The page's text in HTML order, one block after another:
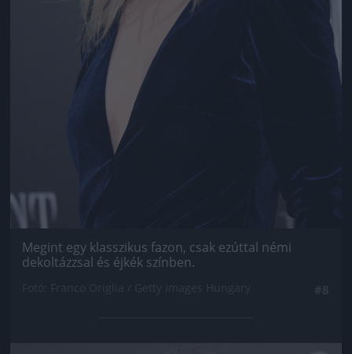
Megint egy klasszikus fazon, csak ezúttal némi
dekoltázzsal és éjkék színben.